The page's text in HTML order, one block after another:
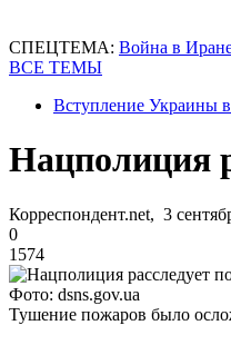
СПЕЦТЕМА: Война в
ВСЕ ТЕМЫ
Вступление Украины
Нацполиция
Корреспондент.net, 3
0
1574
Фото: dsns.gov.ua
Тушение пожаров было